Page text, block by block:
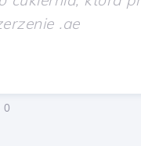
0